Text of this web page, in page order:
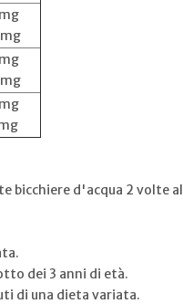
bicchiere d'acqua 2 volte
dei 3 anni di età.
di una dieta variata.